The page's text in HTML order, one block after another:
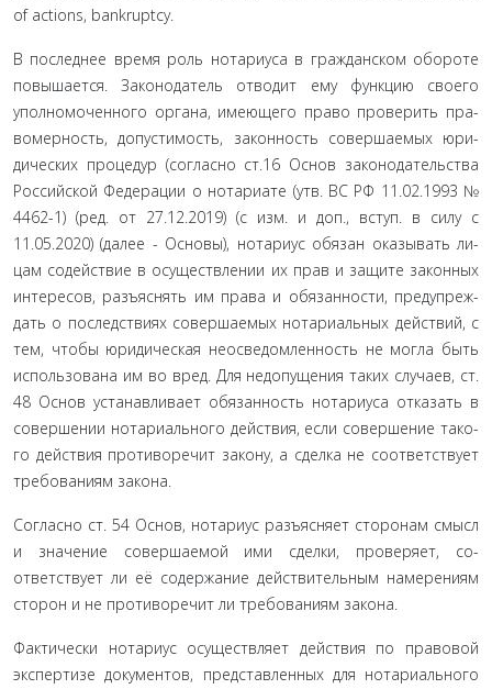
of actions, bankruptcy.
В последнее время роль нотариуса в гражданском обо­роте
повышается. Законодатель отводит ему функцию своего
уполномоченного органа, имеющего право проверить пра­
вомерность, допустимость, законность совершаемых юри­
дических процедур (согласно ст.16 Основ законодательства
Российской Федерации о нотариате (утв. ВС РФ 11.02.1993 №
4462-1) (ред. от 27.12.2019) (с изм. и доп., вступ. в силу с
11.05.2020) (далее - Основы), нотариус обязан оказывать ли­
цам содействие в осуществлении их прав и защите законных
интересов, разъяснять им права и обязанности, предупреж­
дать о последствиях совершаемых нотариальных действий, с
тем, чтобы юридическая неосведомленность не могла быть
использована им во вред. Для недопущения таких случаев, ст.
48 Основ устанавливает обязанность нотариуса отказать в
совершении нотариального действия, если совершение тако­
го действия противоречит закону, а сделка не соответствует
требованиям закона.
Согласно ст. 54 Основ, нотариус разъясняет сторонам смысл
и значение совершаемой ими сделки, проверяет, со­
ответствует ли её содержание действительным намерениям
сторон и не противоречит ли требованиям закона.
Фактически нотариус осуществляет действия по право­вой
экспертизе документов, представленных для нотариаль­ного